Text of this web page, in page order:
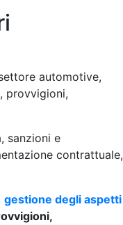
automotive,
provvigioni,
sanzioni e
contrattuale,
gestione degli aspetti